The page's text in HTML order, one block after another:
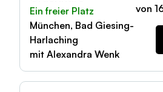
Ein freier Platz
von
München, Bad Giesing-
Harlaching
mit Alexandra Wenk